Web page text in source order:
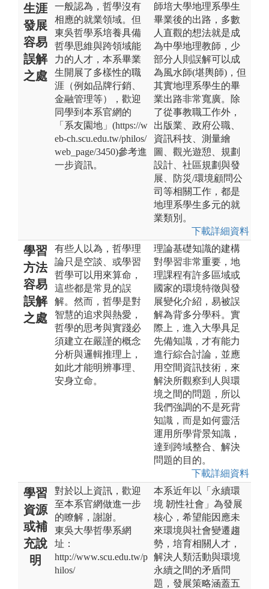
生涯
發展
容易
誤解
之處
一般認為，哲學沒有
相應的就業領域。但
東吳哲學系培養具備
哲學思維與跨領域能
力的人才，本系畢業
生開展了多樣性的職
涯（例如品牌行銷、
金融管理等），歡迎
同學到本系官網的
「系友園地」(https://w
eb-ch.scu.edu.tw/philos/
web_page/3450)參考進
一步資訊。
師培大學地理系學生
畢業後的出路，多數
人直觀的想法就是成
為中學地理教師，少
部分人則誤解可以成
為風水師(堪輿師)，但
其實地理系學生的畢
業出路非常寬廣。除
了從事教職工作外，
出版業、政府公職、
資訊科技、測量繪
圖、觀光遊憩、規劃
設計、社區規劃與發
展、防災/環境顧問公
司等相關工作，都是
地理系學生多元的就
業類別。
下載詳細資料
學習
方法
容易
誤解
之處
有些人以為，哲學理
論只是空談、或學習
哲學可以用來算命，
這些都是常見的誤
解。然而，哲學是對
智慧的追求與熱愛，
哲學的思考與實踐必
須建立在嚴謹的概念
分析與邏輯推理上，
如此才能明辨事理、
安身立命。
理論基礎知識的建構
對學習非常重要，地
理課程有許多區域或
國家的環境特徵與發
展變化介紹，易被誤
解為背多分學科。實
際上，進入大學具足
先備知識，才有能力
進行綜合討論，並應
用空間資訊技術，來
解決所觀察到人與環
境之間的問題，所以
我們強調的不是死背
知識，而是如何靈活
運用所學背景知識，
達到跨域整合、解決
問題的目的。
下載詳細資料
學習
資源
或補
充說
明
對於以上資訊，歡迎
至本系官網做進一步
的瞭解，謝謝。
東吳大學哲學系網
址：
http://www.scu.edu.tw/p
hilos/
本系近年以「永續環
境 韌性社會」為發展
核心，希望能因應未
來環境與社會變遷趨
勢，培育相關人才，
解決人類活動與環境
永續之間的矛盾問
題，發展策略涵蓋五